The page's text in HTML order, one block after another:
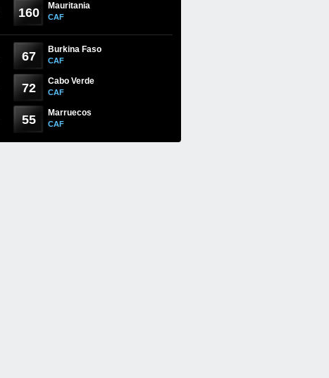
160 Mauritania
CAF
67 Burkina Faso
CAF
72 Cabo Verde
CAF
55 Marruecos
CAF